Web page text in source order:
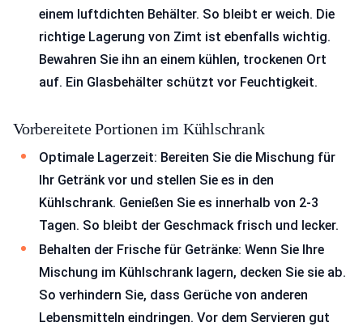
einem luftdichten Behälter. So bleibt er weich. Die
richtige Lagerung von Zimt ist ebenfalls wichtig.
Bewahren Sie ihn an einem kühlen, trockenen Ort
auf. Ein Glasbehälter schützt vor Feuchtigkeit.
Vorbereitete Portionen im Kühlschrank
Optimale Lagerzeit: Bereiten Sie die Mischung für
Ihr Getränk vor und stellen Sie es in den
Kühlschrank. Genießen Sie es innerhalb von 2-3
Tagen. So bleibt der Geschmack frisch und lecker.
Behalten der Frische für Getränke: Wenn Sie Ihre
Mischung im Kühlschrank lagern, decken Sie sie ab.
So verhindern Sie, dass Gerüche von anderen
Lebensmitteln eindringen. Vor dem Servieren gut